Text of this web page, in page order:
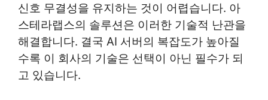
신호 무결성을 유지하는 것이 어렵습니다. 아
스테라랩스의 솔루션은 이러한 기술적 난관을
해결합니다. 결국 AI 서버의 복잡도가 높아질
수록 이 회사의 기술은 선택이 아닌 필수가 되
고 있습니다.